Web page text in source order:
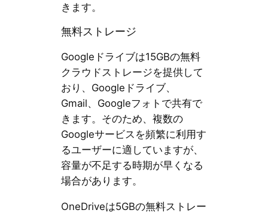
きます。
無料ストレージ
Googleドライブは15GBの無料
クラウドストレージを提供して
おり、Googleドライブ、
Gmail、Googleフォトで共有で
きます。そのため、複数の
Googleサービスを頻繁に利用す
るユーザーに適していますが、
容量が不足する時期が早くなる
場合があります。
OneDriveは5GBの無料ストレー